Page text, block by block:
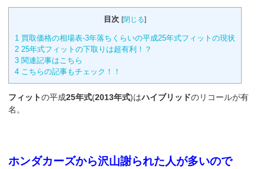
目次 [閉じる]
1 買取価格の相場表-3年落ちくらいの平成25年式フィットの現状
2 25年式フィットの下取りは超有利！？
3 関連記事はこちら
4 こちらの記事もチェック！！
フィットの平成25年式(2013年式)はハイブリッドのリコールが有
名。
ホンダカーズから沢山謝られた人が多いので